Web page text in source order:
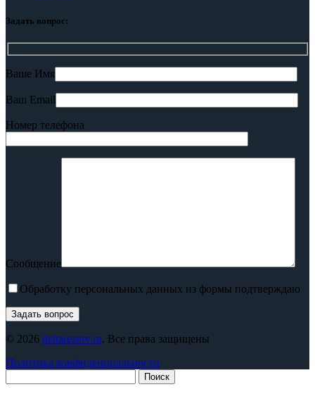
Задать вопрос:
Ваше Имя
Ваш Email
Номер телефона
Сообщение
Обработку персональных данных из формы подтверждаю
© 2026 deltarezerv.ru. Все права защищены
Политика конфиденциальности
Поиск